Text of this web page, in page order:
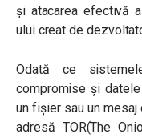
și atacarea efectivă
ului creat de
Odată ce
compromise și
un fișier sau un
adresă TOR(The